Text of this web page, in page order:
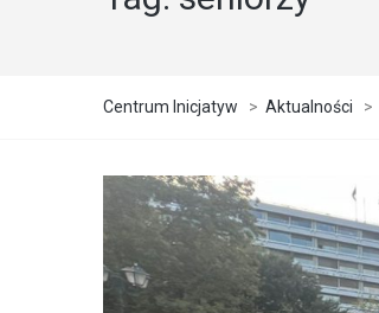
Centrum Inicjatyw > Aktualności >